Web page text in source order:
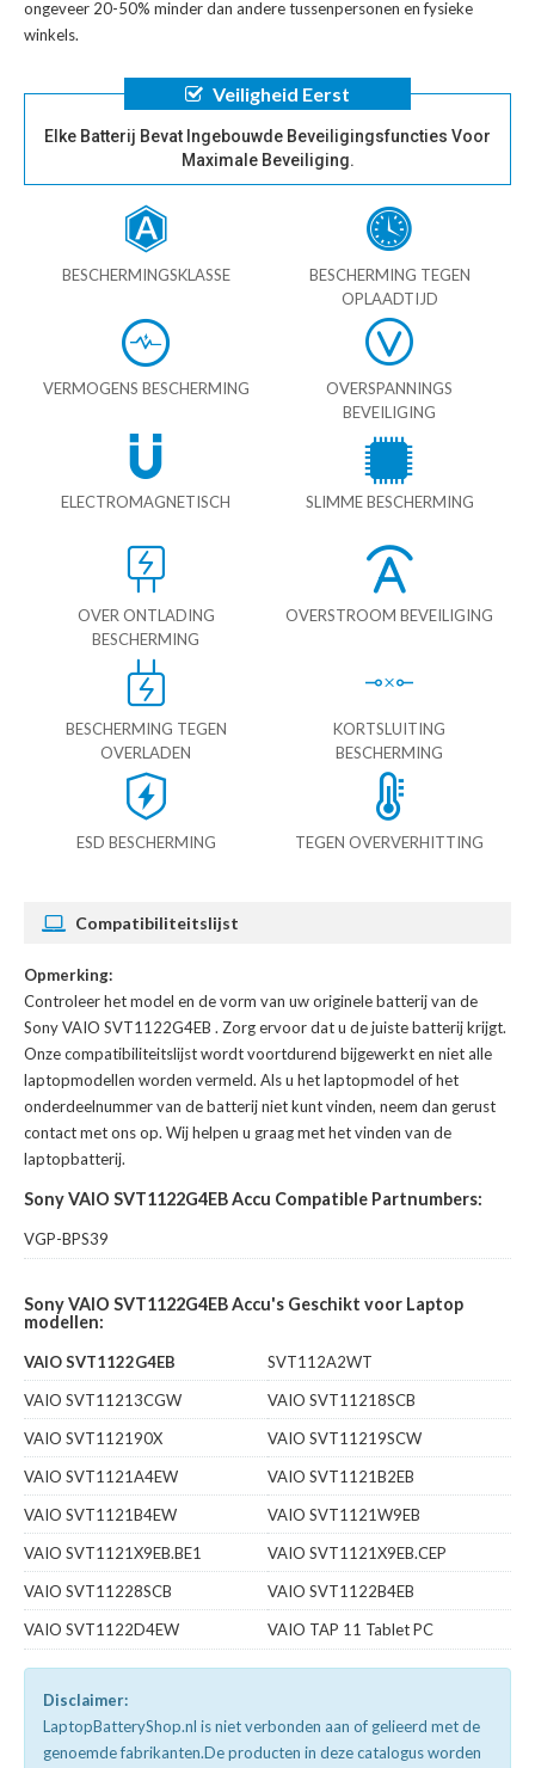
ongeveer 20-50% minder dan andere tussenpersonen en fysieke
winkels.
Veiligheid Eerst
Elke Batterij Bevat Ingebouwde Beveiligingsfuncties Voor
Maximale Beveiliging.
BESCHERMINGSKLASSE
BESCHERMING TEGEN
OPLAADTIJD
VERMOGENS BESCHERMING
OVERSPANNINGS
BEVEILIGING
ELECTROMAGNETISCH SLIMME BESCHERMING
OVER ONTLADING
BESCHERMING
OVERSTROOM BEVEILIGING
BESCHERMING TEGEN
OVERLADEN
KORTSLUITING
BESCHERMING
ESD BESCHERMING TEGEN OVERVERHITTING
Compatibiliteitslijst
Opmerking:
Controleer het model en de vorm van uw originele batterij van de
Sony VAIO SVT1122G4EB . Zorg ervoor dat u de juiste batterij krijgt.
Onze compatibiliteitslijst wordt voortdurend bijgewerkt en niet alle
laptopmodellen worden vermeld. Als u het laptopmodel of het
onderdeelnummer van de batterij niet kunt vinden, neem dan gerust
contact met ons op. Wij helpen u graag met het vinden van de
laptopbatterij.
Sony VAIO SVT1122G4EB Accu Compatible Partnumbers:
VGP-BPS39
Sony VAIO SVT1122G4EB Accu's Geschikt voor Laptop
modellen:
VAIO SVT1122G4EB
SVT112A2WT
VAIO SVT11213CGW
VAIO SVT11218SCB
VAIO SVT112190X
VAIO SVT11219SCW
VAIO SVT1121A4EW
VAIO SVT1121B2EB
VAIO SVT1121B4EW
VAIO SVT1121W9EB
VAIO SVT1121X9EB.BE1
VAIO SVT1121X9EB.CEP
VAIO SVT11228SCB
VAIO SVT1122B4EB
VAIO SVT1122D4EW
VAIO TAP 11 Tablet PC
Disclaimer:
LaptopBatteryShop.nl is niet verbonden aan of gelieerd met de
genoemde fabrikanten.De producten in deze catalogus worden